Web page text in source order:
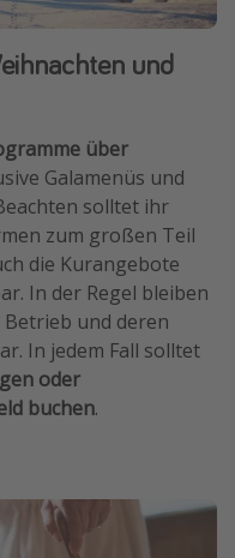
und
über
Galamenüs und
solltet ihr
zum großen Teil
die Kurangebote
In der Regel bleiben
und deren
In jedem Fall solltet
oder
buchen.